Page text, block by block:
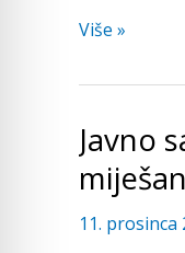
otpada
Više »
Javno
11. prosinca
Javno
savjetovanje
o
Prijedlogu